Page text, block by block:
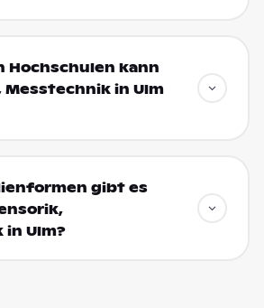
Hochschulen kann
Messtechnik in Ulm
gibt es
in Ulm?